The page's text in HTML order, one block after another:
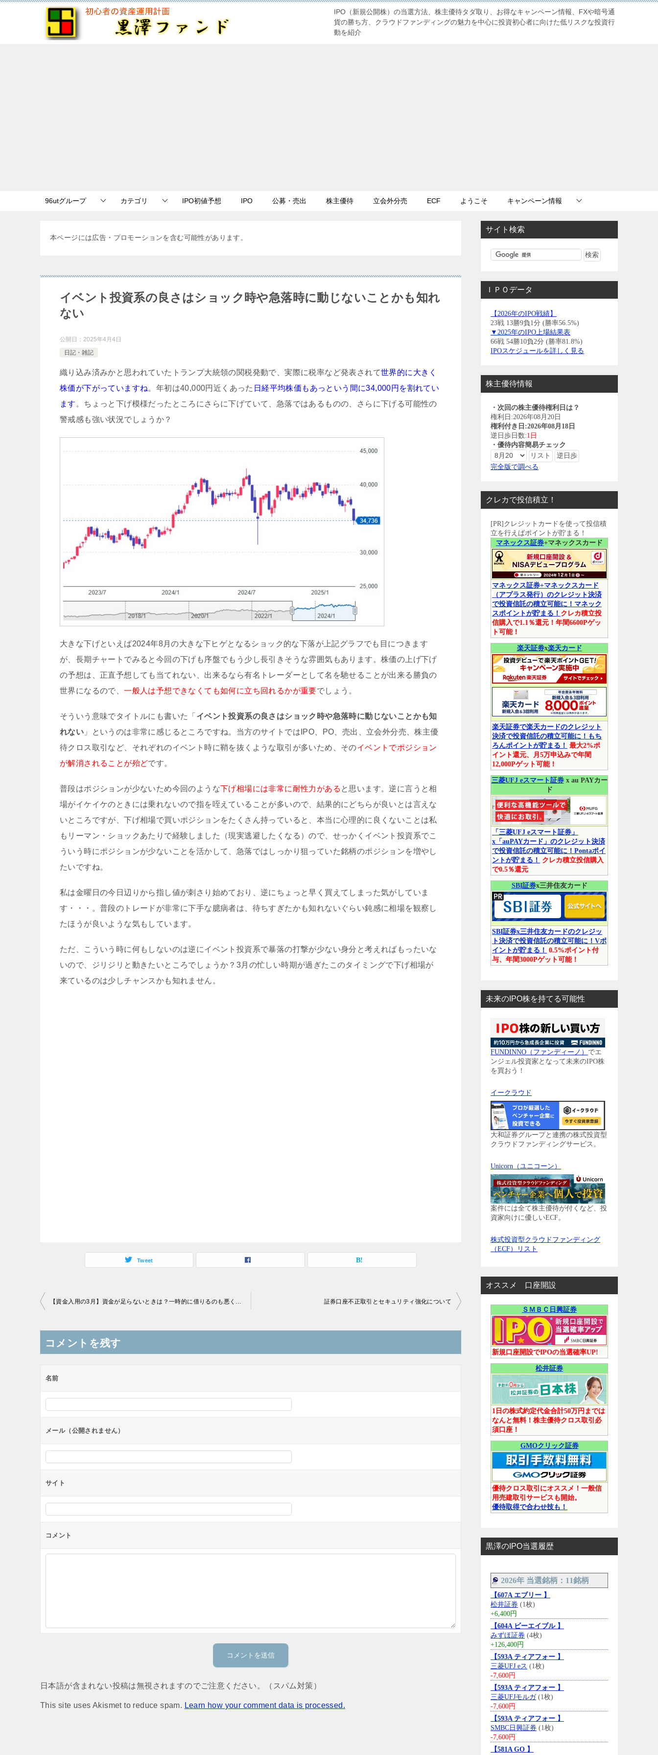
IPO（新規公開株）の当選方法、株主優待タダ取り、お得なキャンペーン情報、FXや暗号通
貨の勝ち方、クラウドファンディングの魅力を中心に投資初心者に向けた低リスクな投資行
動を紹介
96utグループ カテゴリ IPO初値予想 IPO 公募・売出 株主優待 立会外分売 ECF ようこそ キャンペーン情報
本ページには広告・プロモーションを含む可能性があります。
イベント投資系の良さはショック時や急落時に動じないことかも知れ
ない
公開日： 2025年4月4日
日記・雑記
織り込み済みかと思われていたトランプ大統領の関税発動で、実際に税率など発表されて世界的に大きく
株価が下がっていますね。年初は40,000円近くあった 日経平均株価もあっという間に34,000円を割れてい
ます 。ちょっと下げ模様だったところにさらに下げていて、急落ではあるものの、さらに下げる可能性の
警戒感も強い状況でしょうか？
大きな下げといえば2024年8月の大きな下ヒゲとなるショック的な下落が上記グラフでも目につきます
が、長期チャートでみると今回の下げも序盤でもう少し長引きそうな雰囲気もあります。株価の上げ下げ
の予想は、正直予想しても当てれない、出来るなら有名トレーダーとして名を馳せることが出来る勝負の
世界になるので、一般人は予想できなくても如何に立ち回れるかが重要でしょう。
そういう意味でタイトルにも書いた「 イベント投資系の良さはショック時や急落時に動じないことかも知
れない 」というのは非常に感じるところですね。当方のサイトではIPO、PO、売出、立会外分売、株主優
待クロス取引など、それぞれのイベント時に鞘を抜くような取引が多いため、そのイベントでポジション
が解消されることが殆どです。
普段はポジションが少ないため今回のような下げ相場には非常に耐性力がある と思います。逆に言うと相
場がイケイケのときには乗れないので指を咥えていることが多いので、結果的にどちらが良いとは言えな
いところですが、下げ相場で買いポジションをたくさん持っていると、本当に心理的に良くないことは私
もリーマン・ショックあたりで経験しました（現実逃避したくなる）ので、せっかくイベント投資系でこ
ういう時にポジションが少ないことを活かして、急落ではしっかり狙っていた銘柄のポジションを増やし
たいですね。
私は金曜日の今日辺りから指し値が刺さり始めており、逆にちょっと早く買えてしまった気がしていま
す・・・。普段のトレードが非常に下手な臆病者は、待ちすぎたかも知れないぐらい鈍感に相場を観察し
たほうが良いような気もしています。
ただ、こういう時に何もしないのは逆にイベント投資系で暴落の打撃が少ない身分と考えればもったいな
いので、ジリジリと動きたいところでしょうか？3月の忙しい時期が過ぎたこのタイミングで下げ相場が
来ているのは少しチャンスかも知れません。
Tweet
投
ナ
ビ
ー
ョ
ン
【資金入用の3月】資金が足らないときは？一時的に借りるのも悪くない、新規は狙い目！ 証券口座不正取引とセキュリティ強化について
コメントを残す
名前
メール（公開されません）
サイト
コメント
日本語が含まれない投稿は無視されますのでご注意ください。（スパム対策）
This site uses Akismet to reduce spam. Learn how your comment data is processed.
サイト検索
ＩＰＯデータ
【2026年のIPO戦績】
23戦 13勝9負1分 (勝率56.5%)
▼2025年のIPO上場結果表
66戦 54勝10負2分 (勝率81.8%)
IPOスケジュールを詳しく見る
株主優待情報
・次回の株主優待権利日は？
権利日:2026年08月20日
権利付き日:2026年08月18日
逆日歩日数:1日
・優待内容簡易チェック
完全版で調べる
クレカで投信積立！
[PR]クレジットカードを使って投信積
立を行えばポイントが貯まる！
マネックス証券+マネックスカード
マネックス証券+マネックスカード
（アプラス発行）のクレジット決済
で投資信託の積立可能に！マネック
スポイントが貯まる！ クレカ積立投
信購入で1.1％還元！年間6600Pゲッ
ト可能！
楽天証券x楽天カード
楽天証券で楽天カードのクレジット
決済で投資信託の積立可能に！もち
ろんポイントが貯まる！ 最大2%ポ
イント還元、月5万申込みで年間
12,000Pゲット可能！
三菱UFJ eスマート証券x au PAYカー
ド
「三菱UFJ eスマート証券」
x「auPAYカード」のクレジット決済
で投資信託の積立可能に！Pontaポイ
ントが貯まる！
クレカ積立投信購入
で0.5％還元
SBI証券x三井住友カード
SBI証券x三井住友カードのクレジッ
ト決済で投資信託の積立可能に！Vポ
イントが貯まる！ 0.5%ポイント付
与、年間3000Pゲット可能！
未来のIPO株を持てる可能性
FUNDINNO（ファンディーノ） でエ
ンジェル投資家となって未来のIPO株
を買おう！
イークラウド
大和証券グループと連携の株式投資型
クラウドファンディングサービス。
Unicorn（ユニコーン）
案件には全て株主優待が付くなど、投
資家向けに優しいECF。
株式投資型クラウドファンディング
（ECF）リスト
オススメ 口座開設
ＳＭＢＣ日興証券
新規口座開設でIPOの当選確率UP!
松井証券
1日の株式約定代金合計50万円までは
なんと無料！株主優待クロス取引必
須口座！
GMOクリック証券
優待クロス取引にオススメ！一般信
用売建取引サービスも開始。
優待取得で合わせ技も！
黒澤のIPO当選履歴
2026年 当選銘柄：11銘柄
【607A エブリー 】
松井証券 (1枚)
+6,400円
【604A ビーエイブル 】
みずほ証券 (4枚)
+126,400円
【593A ティアフォー 】
三菱UFJ eス (1枚)
-7,600円
【593A ティアフォー 】
三菱UFJモルガ(1枚)
-7,600円
【593A ティアフォー 】
SMBC日興証券 (1枚)
-7,600円
【581A GO 】